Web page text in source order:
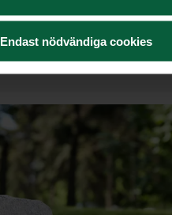
Endast nödvändiga cookies